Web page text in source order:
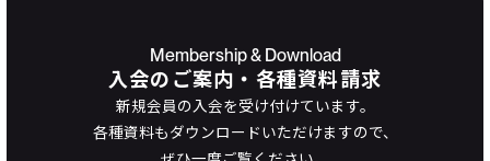
Membership & Download
入会のご案内・各種資料請求
新規会員の入会を受け付けています。
各種資料もダウンロードいただけますので、